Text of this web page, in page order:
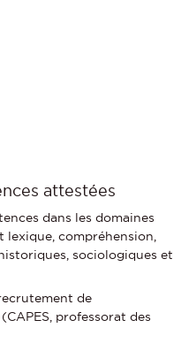
attestées
dans les domaines
compréhension,
sociologiques et
de
professorat des